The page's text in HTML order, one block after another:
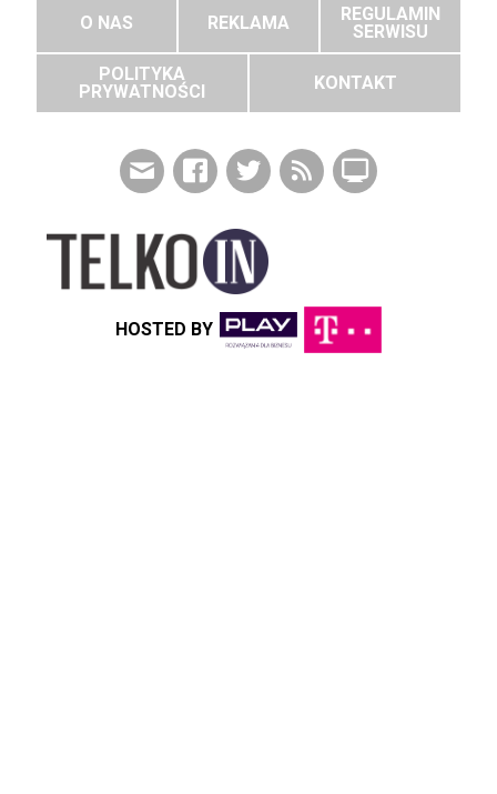
O NAS REKLAMA
REGULAMIN
SERWISU
POLITYKA
PRYWATNOŚCI
KONTAKT
HOSTED BY